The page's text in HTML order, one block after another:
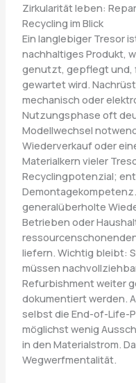
Zirkularität leben:
Recycling im Blick
Ein langlebiger Tresor
nachhaltiges Produkt,
genutzt, gepflegt und,
gewartet wird.
mechanisch oder
Nutzungsphase oft
Modellwechsel
Wiederverkauf oder
Materialkern vieler
Recyclingpotenzial;
generalüberholte
Betrieben oder
liefern. Wichtig bleibt:
müssen
Refurbishment weiter
dokumentiert werden.
selbst die End-of-Life-
möglichst wenig
in den Materialstrom.
Wegwerfmentalität.